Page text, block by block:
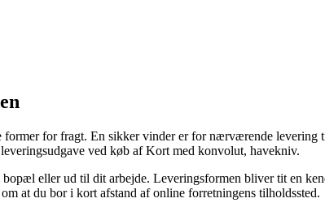
for fragt. En sikker vinder er for nærværende levering
ved køb af Kort med konvolut, havekniv.
eller ud til dit arbejde. Leveringsformen bliver tit en
at du bor i kort afstand af online forretningens tilholdssted.